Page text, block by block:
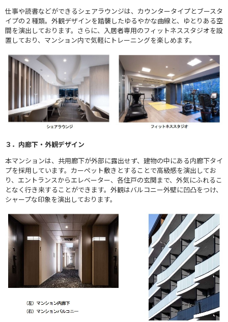
仕事や読書などができるシェアラウンジは、カウンタータイプとブースタ
イプの２種類。外観デザインを踏襲したゆるやかな曲線と、ゆとりある空
間を演出しております。さらに、入居者専用のフィットネススタジオを設
置しており、マンション内で気軽にトレーニングを楽しめます。
３．内廊下・外観デザイン
本マンションは、共用廊下が外部に露出せず、建物の中にある内廊下タイ
プを採用しています。カーペット敷きとすることで高級感を演出してお
り、エントランスからエレベーター、各住戸の玄関まで、外気にふれるこ
となく行き来することができます。外観はバルコニー外壁に凹凸をつけ、
シャープな印象を演出しております。